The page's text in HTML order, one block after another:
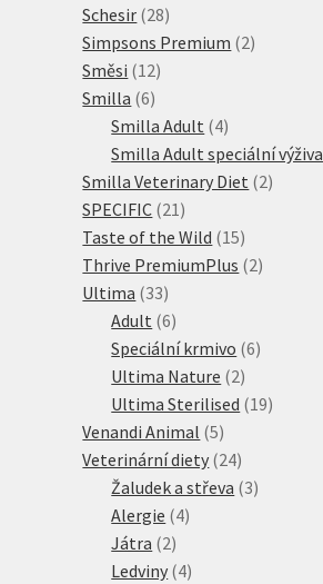
Schesir 2828
produktů
Simpsons Premium 22
Směsi 1212
Smilla 66
produktů
Smilla Adult 44
produkty
Smilla Adult speciální výživa
Smilla Veterinary Diet 22
SPECIFIC 21 21
produktů
Taste of the Wild 1515
produktů
Thrive PremiumPlus 22
Ultima 3333
produktů
Adult 66
produktů
Speciální krmivo 66
Ultima Nature 22
produkty
Ultima Sterilised 1919
Venandi Animal 55
produktů
Veterinární diety 2424
produktů
Žaludek a střeva 33
Alergie 44
Játra 22
produkty
Ledviny 44